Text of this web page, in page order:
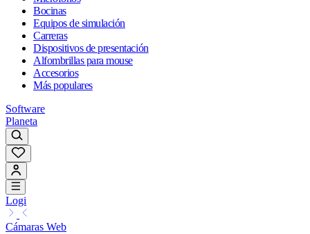
Bocinas
Equipos de simulación
Carreras
Dispositivos de presentación
Alfombrillas para mouse
Accesorios
Más populares
Software
Planeta
Logi
Cámaras Web